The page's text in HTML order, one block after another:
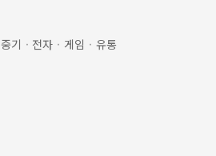
중기 · 전자 · 게임 · 유통